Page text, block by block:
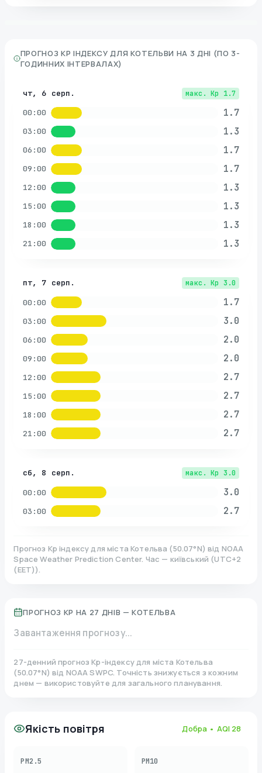
ПРОГНОЗ KP ІНДЕКСУ ДЛЯ КОТЕЛЬВИ НА 3 ДНІ (ПО 3-
ГОДИННИХ ІНТЕРВАЛАХ)
чт, 6 серп. макс. Kp 1.7
00:00 1.7
03:00 1.3
06:00 1.7
09:00 1.7
12:00 1.3
15:00 1.3
18:00 1.3
21:00 1.3
пт, 7 серп. макс. Kp 3.0
00:00 1.7
03:00 3.0
06:00 2.0
09:00 2.0
12:00 2.7
15:00 2.7
18:00 2.7
21:00 2.7
сб, 8 серп. макс. Kp 3.0
00:00 3.0
03:00 2.7
Прогноз Kp індексу для міста Котельва (50.07°N)від NOAA
Space Weather Prediction Center. Час — київський (UTC+2
(EET)).
ПРОГНОЗ KP НА 27 ДНІВ — КОТЕЛЬВА
Завантаження прогнозу...
27-денний прогноз Kp-індексу для міста Котельва
(50.07°N)від NOAA SWPC. Точність знижується з кожним
днем — використовуйте для загального планування.
Якість повітря Добра • AQI 28
PM2.5 PM10